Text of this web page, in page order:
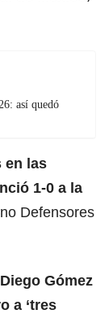
así quedó
en las
1-0 a la
Defensores
Diego Gómez
a ‘tres